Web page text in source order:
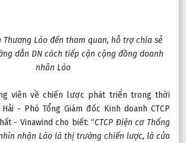
Thương Lào đến tham quan, hỗ trợ chia sẻ
dẫn DN cách tiếp cận cộng đồng doanh
nhân Lào
viên về chiến lược phát triển trong thời
- Phó Tổng Giám đốc Kinh doanh CTCP
- Vinawind cho biết: “CTCP Điện cơ Thống
nhận Lào là thị trường chiến lược, là cửa